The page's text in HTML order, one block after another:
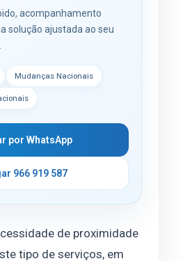
acompanhamento
solução ajustada ao seu
Mudanças Nacionais
por WhatsApp
966 919 587
de proximidade
tipo de serviços, em